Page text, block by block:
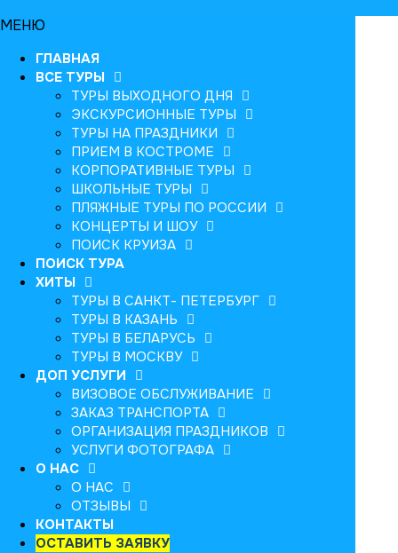
МЕНЮ
ГЛАВНАЯ
ВСЕ ТУРЫ
ТУРЫ ВЫХОДНОГО ДНЯ
ЭКСКУРСИОННЫЕ ТУРЫ
ТУРЫ НА ПРАЗДНИКИ
ПРИЕМ В КОСТРОМЕ
КОРПОРАТИВНЫЕ ТУРЫ
ШКОЛЬНЫЕ ТУРЫ
ПЛЯЖНЫЕ ТУРЫ ПО РОССИИ
КОНЦЕРТЫ И ШОУ
ПОИСК КРУИЗА
ПОИСК ТУРА
ХИТЫ
ТУРЫ В САНКТ- ПЕТЕРБУРГ
ТУРЫ В КАЗАНЬ
ТУРЫ В БЕЛАРУСЬ
ТУРЫ В МОСКВУ
ДОП УСЛУГИ
ВИЗОВОЕ ОБСЛУЖИВАНИЕ
ЗАКАЗ ТРАНСПОРТА
ОРГАНИЗАЦИЯ ПРАЗДНИКОВ
УСЛУГИ ФОТОГРАФА
О НАС
О НАС
ОТЗЫВЫ
КОНТАКТЫ
ОСТАВИТЬ ЗАЯВКУ